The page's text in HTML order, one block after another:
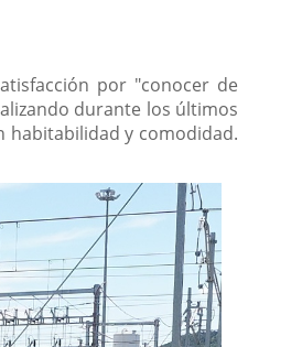
por "conocer de
durante los últimos
habitabilidad y comodidad.